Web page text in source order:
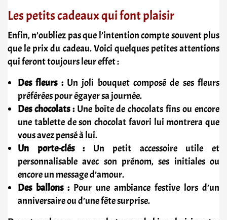
Les petits cadeaux qui font plaisir
Enfin, n’oubliez pas que l’intention compte souvent plus
que le prix du cadeau. Voici quelques petites attentions
qui feront toujours leur effet :
Des fleurs :Un joli bouquet composé de ses fleurs
préférées pour égayer sa journée.
Des chocolats :Une boîte de chocolats fins ou encore
une tablette de son chocolat favori lui montrera que
vous avez pensé à lui.
Un porte-clés : Un petit accessoire utile et
personnalisable avec son prénom, ses initiales ou
encore un message d’amour.
Des ballons : Pour une ambiance festive lors d’un
anniversaire ou d’une fête surprise.